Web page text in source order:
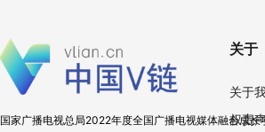
国家广播电视总局2022年度全国广播电视媒体融合成长
关于
关于
权责